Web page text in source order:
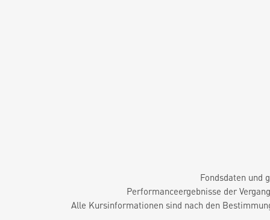
Fondsdaten und
Performanceergebnisse der
Alle Kursinformationen sind nach den